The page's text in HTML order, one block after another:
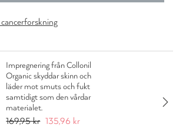
Impregnering från Collonil
Organic skyddar skinn och
läder mot smuts och fukt
samtidigt som den vårdar
materialet.
169,95 kr 135,96 kr